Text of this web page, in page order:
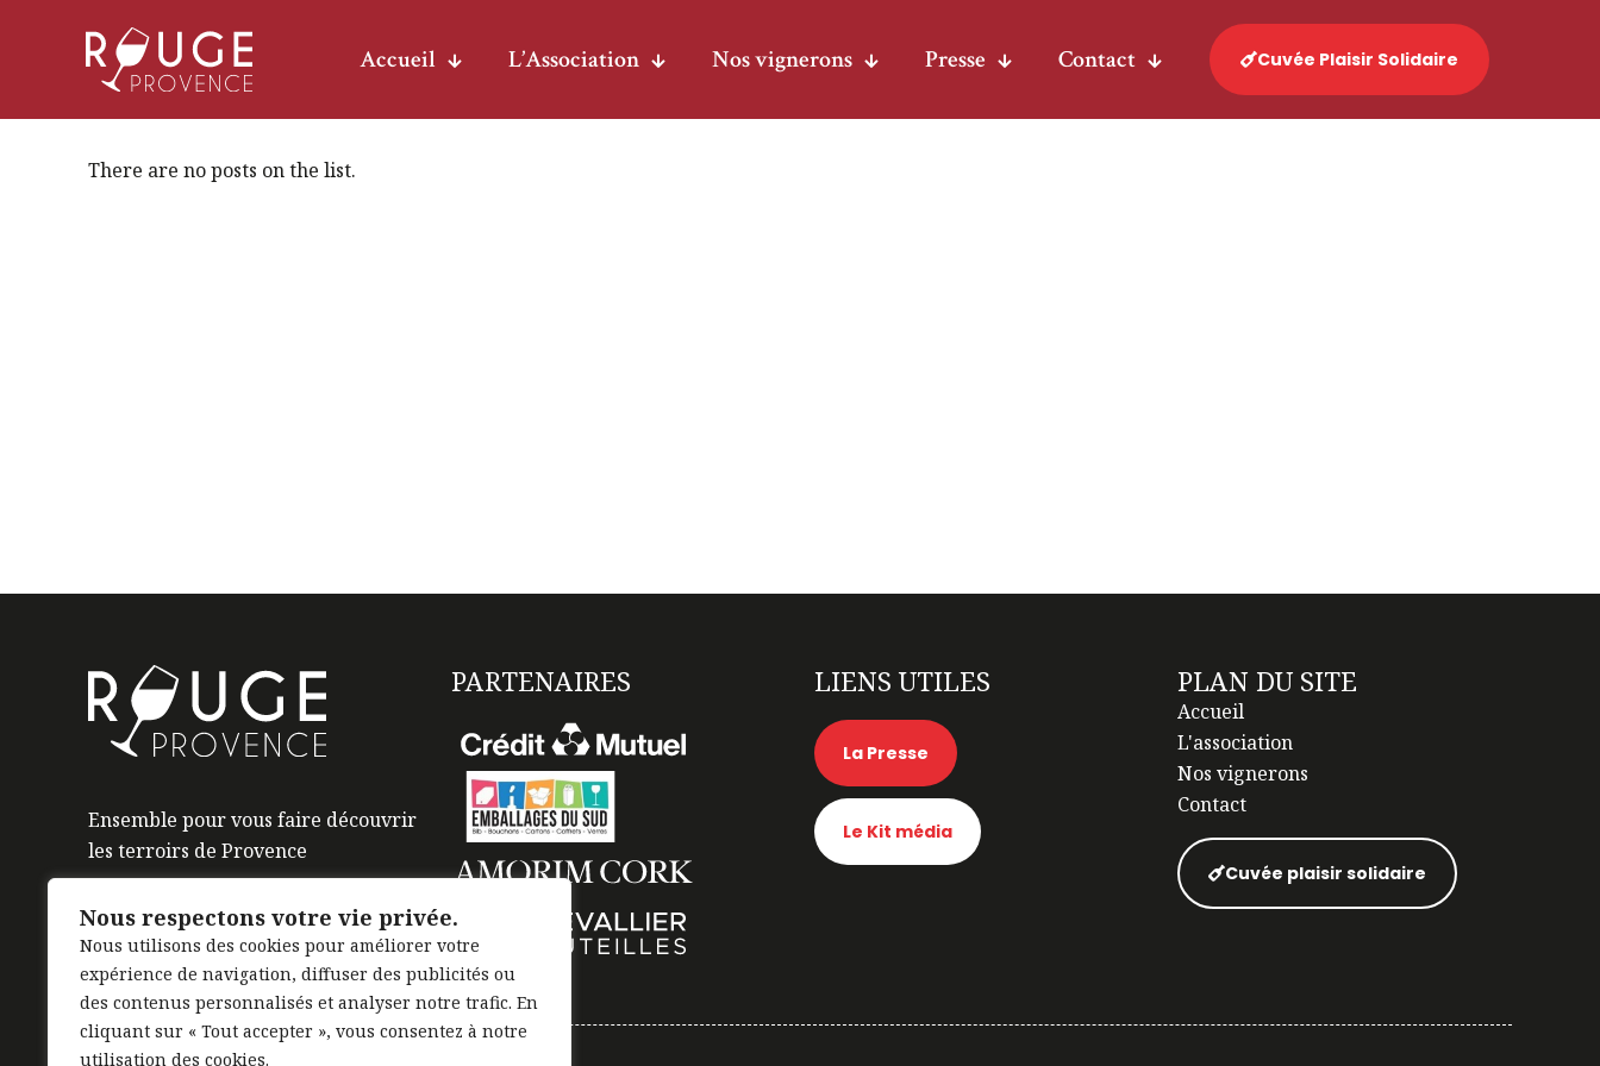
Nous respectons votre vie privée.
Nous utilisons des cookies pour améliorer votre
expérience de navigation, diffuser des publicités ou
des contenus personnalisés et analyser notre trafic. En
cliquant sur « Tout accepter », vous consentez à notre
utilisation des cookies.
Accueil L’Association Nos vignerons Presse Contact Cuvée Plaisir Solidaire
There are no posts on the list.
Ensemble pour vous faire découvrir
les terroirs de Provence
PARTENAIRES LIENS UTILES
La Presse
Le Kit média
PLAN DU SITE
Accueil
L'association
Nos vignerons
Contact
Cuvée plaisir solidaire